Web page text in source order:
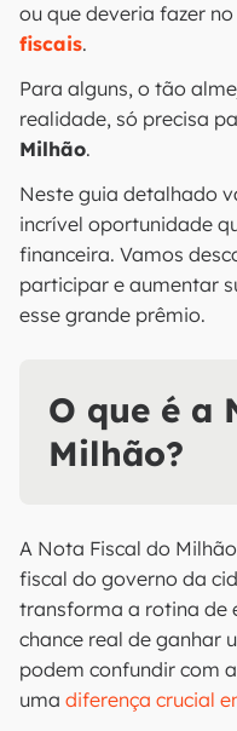
ou que deveria fazer
fiscais.
Para alguns, o tão
realidade, só precisa
Milhão.
Neste guia detalhado
incrível oportunidade
financeira. Vamos
participar e aumentar
esse grande prêmio.
O que é a
Milhão?
A Nota Fiscal do
fiscal do governo da
transforma a rotina de
chance real de ganhar
podem confundir com
uma diferença crucial